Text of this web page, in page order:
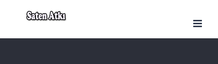
content